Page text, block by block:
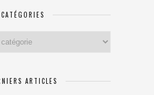
CATÉGORIES
ARTICLES